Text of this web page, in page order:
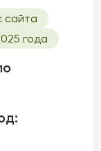
сайта
года